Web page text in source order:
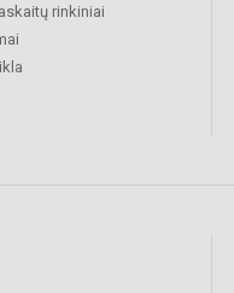
rinkiniai